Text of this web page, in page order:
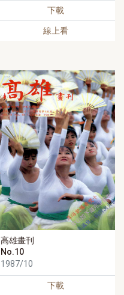
下載
線上看
高雄畫刊
No.10
1987/10
下載